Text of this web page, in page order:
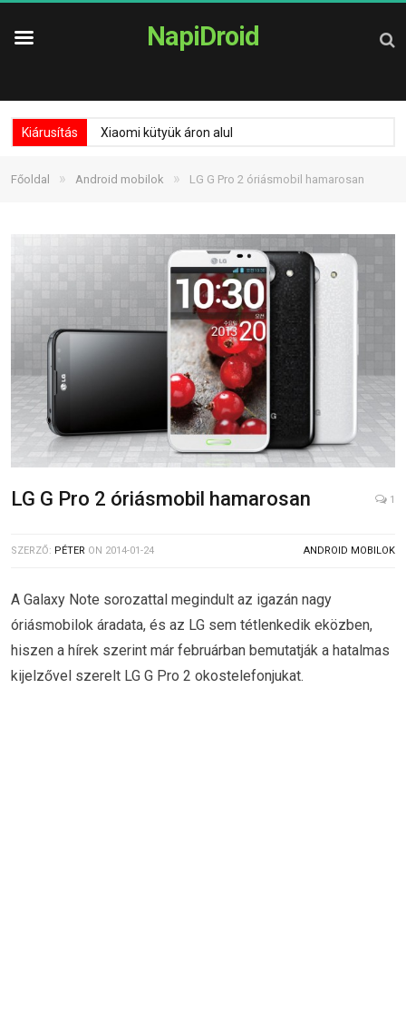
NapiDroid
Kiárusítás Xiaomi kütyük áron alul
Főoldal » Android mobilok » LG G Pro 2 óriásmobil hamarosan
LG G Pro 2 óriásmobil hamarosan 1
SZERZŐ: PÉTER ON 2014-01-24 ANDROID MOBILOK
A Galaxy Note sorozattal megindult az igazán nagy
óriásmobilok áradata, és az LG sem tétlenkedik eközben,
hiszen a hírek szerint már februárban bemutatják a hatalmas
kijelzővel szerelt LG G Pro 2 okostelefonjukat.